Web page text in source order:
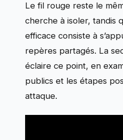
Le fil rouge reste le
cherche à isoler, tandis
efficace consiste à
repères partagés. La
éclaire ce point, en
publics et les étapes
attaque.